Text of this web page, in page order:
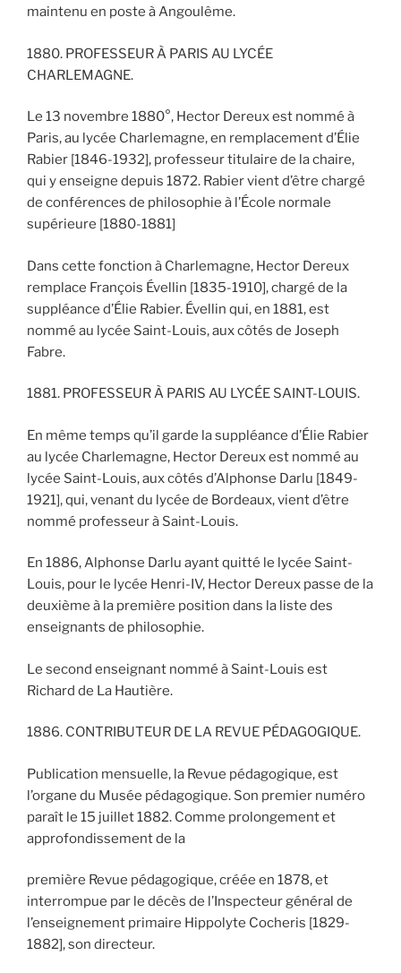
maintenu en poste à Angoulême.
1880. PROFESSEUR À PARIS AU LYCÉE
CHARLEMAGNE.
Le 13 novembre 1880°, Hector Dereux est nommé à
Paris, au lycée Charlemagne, en remplacement d’Élie
Rabier [1846-1932], professeur titulaire de la chaire,
qui y enseigne depuis 1872. Rabier vient d’être chargé
de conférences de philosophie à l’École normale
supérieure [1880-1881]
Dans cette fonction à Charlemagne, Hector Dereux
remplace François Évellin [1835-1910], chargé de la
suppléance d’Élie Rabier. Évellin qui, en 1881, est
nommé au lycée Saint-Louis, aux côtés de Joseph
Fabre.
1881. PROFESSEUR À PARIS AU LYCÉE SAINT-LOUIS.
En même temps qu’il garde la suppléance d’Élie Rabier
au lycée Charlemagne, Hector Dereux est nommé au
lycée Saint-Louis, aux côtés d’Alphonse Darlu [1849-
1921], qui, venant du lycée de Bordeaux, vient d’être
nommé professeur à Saint-Louis.
En 1886, Alphonse Darlu ayant quitté le lycée Saint-
Louis, pour le lycée Henri-IV, Hector Dereux passe de la
deuxième à la première position dans la liste des
enseignants de philosophie.
Le second enseignant nommé à Saint-Louis est
Richard de La Hautière.
1886. CONTRIBUTEUR DE LA REVUE PÉDAGOGIQUE.
Publication mensuelle, la Revue pédagogique, est
l’organe du Musée pédagogique. Son premier numéro
paraît le 15 juillet 1882. Comme prolongement et
approfondissement de la
première Revue pédagogique, créée en 1878, et
interrompue par le décès de l’Inspecteur général de
l’enseignement primaire Hippolyte Cocheris [1829-
1882], son directeur.